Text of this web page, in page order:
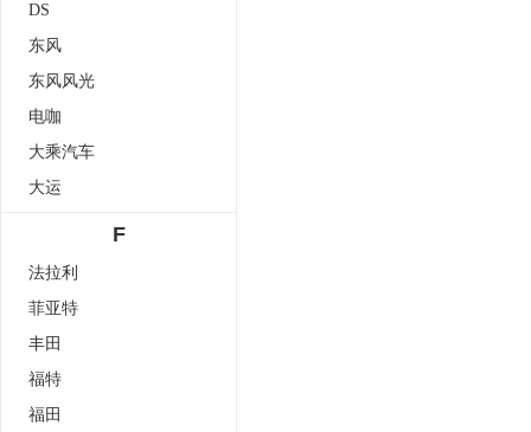
DS
东风
东风风光
电咖
大乘汽车
大运
F
法拉利
菲亚特
丰田
福特
福田